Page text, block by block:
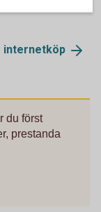
internetköp
du först
prestanda